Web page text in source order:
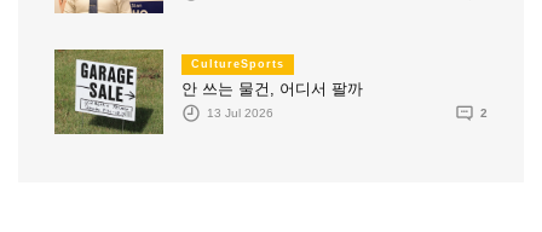
CultureSports
안 쓰는 물건, 어디서 팔까
13 Jul 2026 2